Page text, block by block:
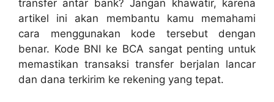
transfer antar bank? Jangan khawatir, karena
artikel ini akan membantu kamu memahami
cara menggunakan kode tersebut dengan
benar. Kode BNI ke BCA sangat penting untuk
memastikan transaksi transfer berjalan lancar
dan dana terkirim ke rekening yang tepat.